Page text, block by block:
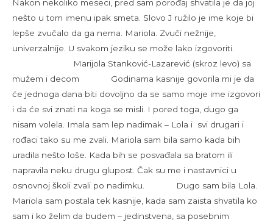
Nakon nekoliko meseci, pred sam porođaj shvatila je da joj
nešto u tom imenu ipak smeta. Slovo J ružilo je ime koje bi
lepše zvučalo da ga nema. Mariola. Zvuči nežnije,
univerzalnije. U svakom jeziku se može lako izgovoriti.
Marijola Stanković-Lazarević (skroz levo) sa
mužem i decom Godinama kasnije govorila mi je da
će jednoga dana biti dovoljno da se samo moje ime izgovori
i da će svi znati na koga se misli. I pored toga, dugo ga
nisam volela. Imala sam lep nadimak – Lola i svi drugari i
rođaci tako su me zvali. Mariola sam bila samo kada bih
uradila nešto loše. Kada bih se posvađala sa bratom ili
napravila neku drugu glupost. Čak su me i nastavnici u
osnovnoj školi zvali po nadimku. Dugo sam bila Lola.
Mariola sam postala tek kasnije, kada sam zaista shvatila ko
sam i ko želim da budem – jedinstvena, sa posebnim